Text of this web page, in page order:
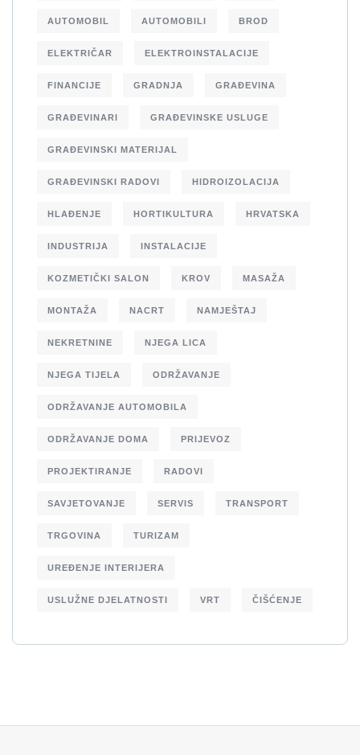
AUTOMOBIL AUTOMOBILI BROD
ELEKTRIČAR ELEKTROINSTALACIJE
FINANCIJE GRADNJA GRAĐEVINA
GRAĐEVINARI GRAĐEVINSKE USLUGE
GRAĐEVINSKI MATERIJAL
GRAĐEVINSKI RADOVI HIDROIZOLACIJA
HLAĐENJE HORTIKULTURA HRVATSKA
INDUSTRIJA INSTALACIJE
KOZMETIČKI SALON KROV MASAŽA
MONTAŽA NACRT NAMJEŠTAJ
NEKRETNINE NJEGA LICA
NJEGA TIJELA ODRŽAVANJE
ODRŽAVANJE AUTOMOBILA
ODRŽAVANJE DOMA PRIJEVOZ
PROJEKTIRANJE RADOVI
SAVJETOVANJE SERVIS TRANSPORT
TRGOVINA TURIZAM
UREĐENJE INTERIJERA
USLUŽNE DJELATNOSTI VRT ČIŠĆENJE